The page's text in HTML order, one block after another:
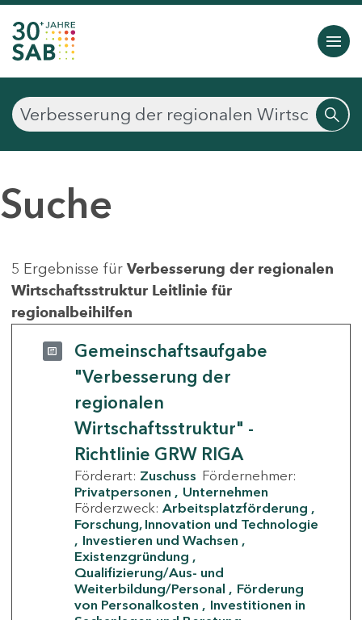
Suche
5 Ergebnisse für Verbesserung der regionalen
Wirtschaftsstruktur Leitlinie für
regionalbeihilfen
Gemeinschaftsaufgabe
"Verbesserung der
regionalen
Wirtschaftsstruktur" -
Richtlinie GRW RIGA
Förderart: Zuschuss Fördernehmer:
Privatpersonen
Unternehmen
Förderzweck: Arbeitsplatzförderung
Forschung, Innovation und Technologie
Investieren und Wachsen
Existenzgründung
Qualifizierung/Aus- und
Weiterbildung/Personal
Förderung
von Personalkosten
Investitionen in